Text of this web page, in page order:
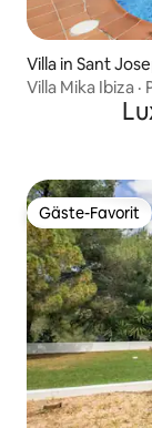
Villa in Sant
Villa Mika Ibiza
Gäste-Favorit
Gäste-Favorit